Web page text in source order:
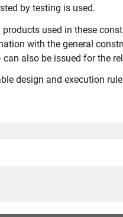
by testing is used.
used in these
with the general
can also be issued for the
design and execution